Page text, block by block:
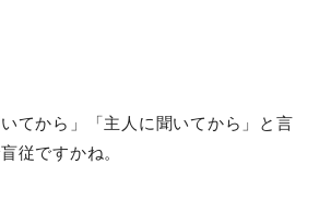
てから」「主人に聞いてから」と言
従ですかね。